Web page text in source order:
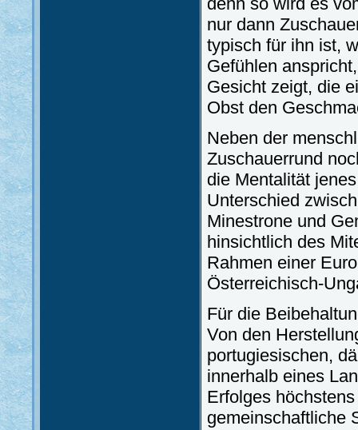
nur dann
typisch für ihn ist,
Gefühlen
Gesicht zeigt, die
Obst den
Neben der
Zuschauerrund
die Mentalität
Unterschied
Minestrone und
hinsichtlich des
Rahmen einer
Österreichisch-
Für die
Von den
portugiesischen,
innerhalb eines
Erfolges
gemeinschaftliche